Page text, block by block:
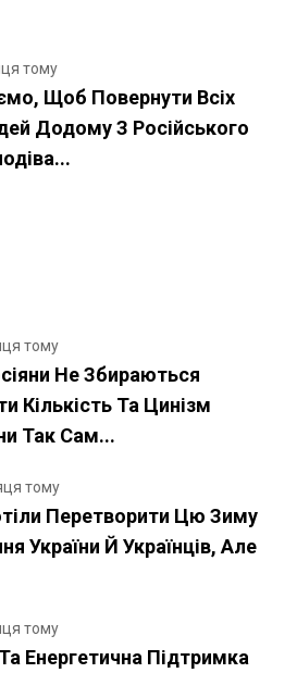
тому
Щоб Повернути Всіх
Додому З Російського
тому
Не Збираються
Кількість Та Цинізм
Так Сам...
тому
Перетворити Цю Зиму
України Й Українців, Але
тому
Енергетична Підтримка